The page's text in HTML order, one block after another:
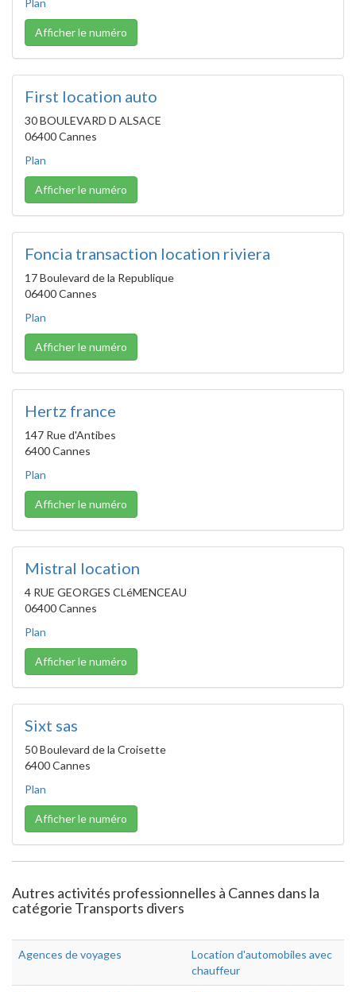
Plan
Afficher le numéro
First location auto
30 BOULEVARD D ALSACE
06400 Cannes
Plan
Afficher le numéro
Foncia transaction location riviera
17 Boulevard de la Republique
06400 Cannes
Plan
Afficher le numéro
Hertz france
147 Rue d'Antibes
6400 Cannes
Plan
Afficher le numéro
Mistral location
4 RUE GEORGES CLéMENCEAU
06400 Cannes
Plan
Afficher le numéro
Sixt sas
50 Boulevard de la Croisette
6400 Cannes
Plan
Afficher le numéro
Autres activités professionnelles à Cannes dans la
catégorie Transports divers
Agences de voyages
Location d'automobiles avec
chauffeur